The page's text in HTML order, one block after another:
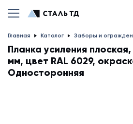
Главная Каталог Заборы и
Планка усиления
мм, цвет RAL 6029,
Односторонняя